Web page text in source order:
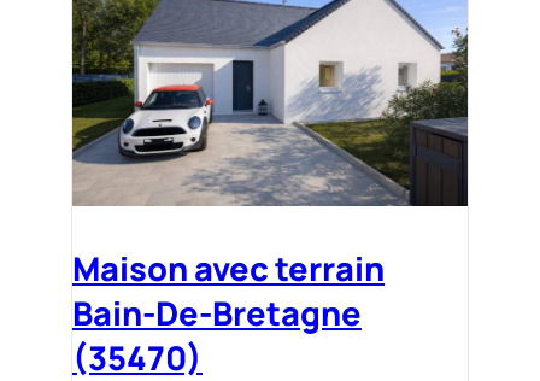
Maison avec terrain
Bain-De-Bretagne
(35470)